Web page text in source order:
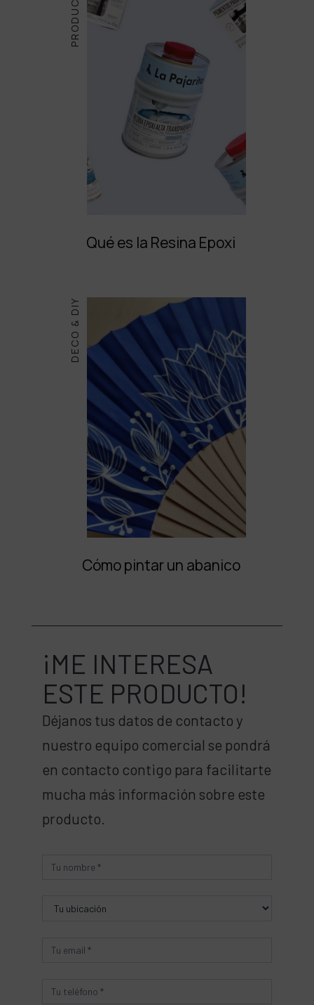
Qué es la Resina Epoxi
DECO & DIY
Cómo pintar un abanico
¡ME INTERESA
ESTE PRODUCTO!
Déjanos tus datos de contacto y
nuestro equipo comercial se pondrá
en contacto contigo para facilitarte
mucha más información sobre este
producto.
Producto